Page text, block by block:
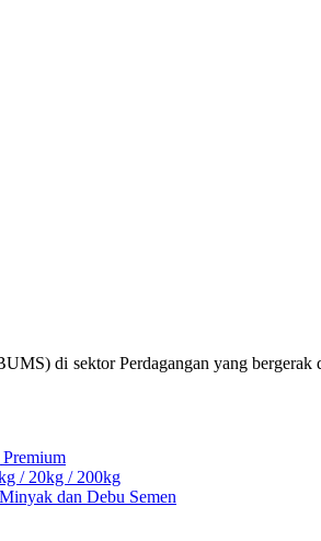
di sektor Perdagangan yang
/ 20kg / 200kg
dan Debu Semen